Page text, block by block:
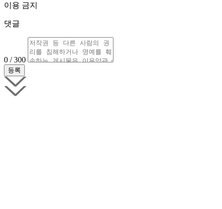
이용 금지
댓글
0 / 300